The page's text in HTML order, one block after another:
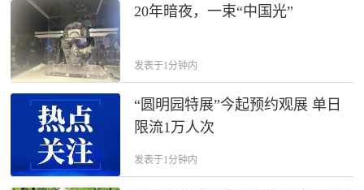
20年暗夜，一束“中国光”
发表于1分钟内
“圆明园特展”今起预约观展 单日
限流1万人次
发表于1分钟内